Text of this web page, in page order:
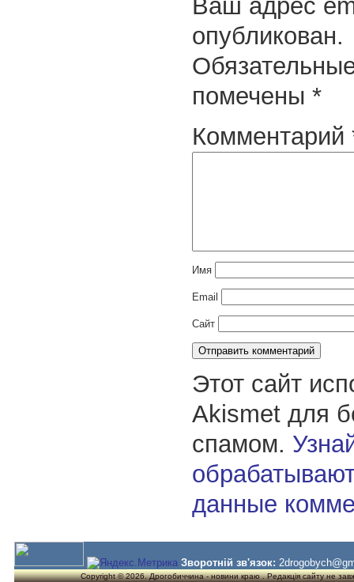
Ваш адрес
опубликован.
помечены *
Комментарий
Имя
Email
Сайт
Этот сайт
Akismet для
спамом.
данные
Зворотній зв'язок:
Copyright © 2026. Дрогобиччина - новини краю . Редакція сайту не